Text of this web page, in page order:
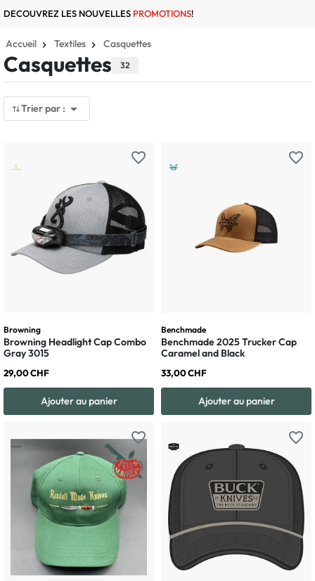
DECOUVREZ LES NOUVELLES PROMOTIONS!
Accueil Textiles Casquettes
Casquettes 32
Trier par : 
favorite_border
Browning
Browning Headlight Cap Combo
Gray 3015
29,00 CHF
Ajouter au panier
favorite_border
Benchmade
Benchmade 2025 Trucker Cap
Caramel and Black
33,00 CHF
Ajouter au panier
favorite_border favorite_border